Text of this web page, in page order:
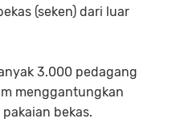
(seken) dari luar
3.000 pedagang
menggantungkan
bekas.